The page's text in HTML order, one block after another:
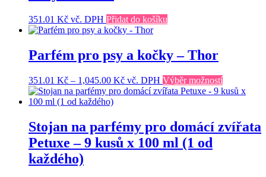
351.01 Kč vč. DPH Přidat do košíku
Parfém pro psy a kočky – Thor
351.01 Kč – 1,045.00 KčRozpětí
cen:
vč. DPH Výběr možnostíTento
produkt
variant.
Možnosti
Stojan na parfémy pro domácí zvířata
Petuxe – 9 kusů x 100 ml (1 od
každého)